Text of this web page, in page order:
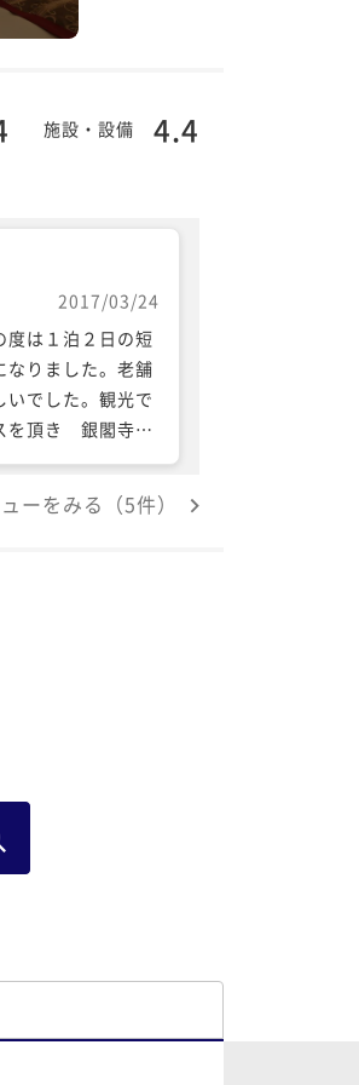
施設・設備 4.4
2017/03/24
度は１泊２日の短
りました。老舗
でした。観光で
を頂き 銀閣寺・
ゆっくり お土産
に面したホテル
はないかと思い
ーをみる（5件）